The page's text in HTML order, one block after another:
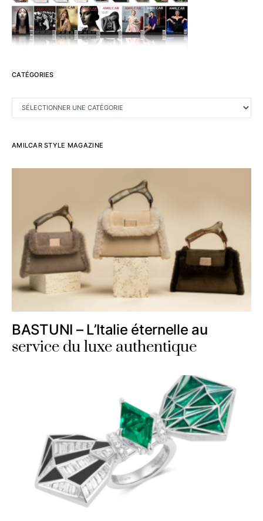
CATÉGORIES
CATÉGORIES
AMILCAR STYLE MAGAZINE
BASTUNI – L’Italie éternelle au
service du luxe authentique